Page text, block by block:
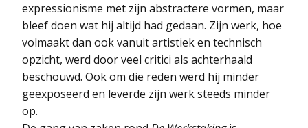
expressionisme met zijn abstractere vormen, maar
bleef doen wat hij altijd had gedaan. Zijn werk, hoe
volmaakt dan ook vanuit artistiek en technisch
opzicht, werd door veel critici als achterhaald
beschouwd. Ook om die reden werd hij minder
geëxposeerd en leverde zijn werk steeds minder
op.